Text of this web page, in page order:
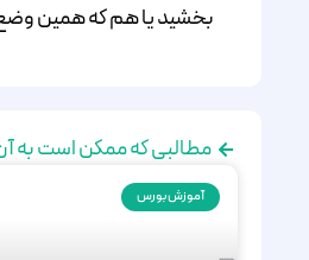
بخشید یا هم که همین
مطالبی که ممکن است به
آموزش بورس